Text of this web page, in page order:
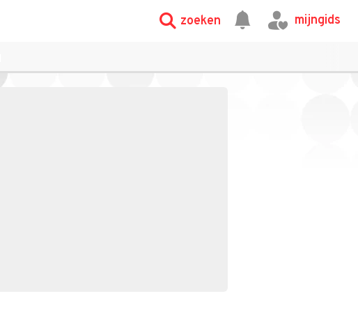
zoeken mijngids